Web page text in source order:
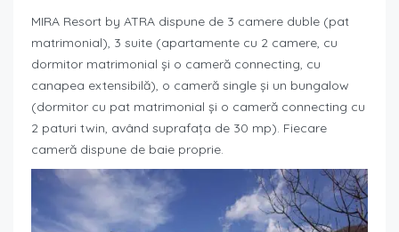
MIRA Resort by ATRA dispune de 3 camere duble (pat
matrimonial), 3 suite (apartamente cu 2 camere, cu
dormitor matrimonial și o cameră connecting, cu
canapea extensibilă), o cameră single și un bungalow
(dormitor cu pat matrimonial și o cameră connecting cu
2 paturi twin, având suprafața de 30 mp). Fiecare
cameră dispune de baie proprie.